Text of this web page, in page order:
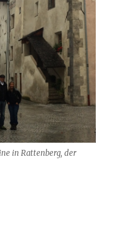
in Rattenberg, der